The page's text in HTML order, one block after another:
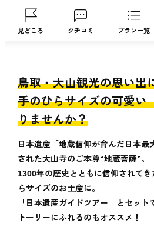
見どころ クチコミ プラン一覧
鳥取・大山観光の思い出
手のひらサイズの可愛い
りませんか？
日本遺産「地蔵信仰が育んだ日本最
された大山寺のご本尊“地蔵菩薩”。
1300年の歴史とともに信仰されて
らサイズのお土産に。
「日本遺産ガイドツアー」とセッ
トーリーにふれるのもオススメ！